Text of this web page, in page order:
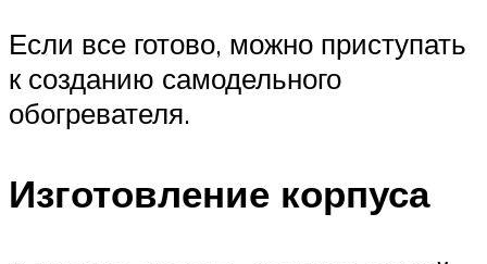
Если все готово, можно приступать
к созданию самодельного
обогревателя.
Изготовление корпуса